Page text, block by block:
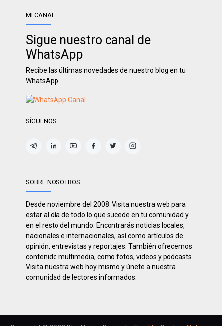
MI CANAL
Sigue nuestro canal de
WhatsApp
Recibe las últimas novedades de nuestro blog en tu
WhatsApp
SÍGUENOS
SOBRE NOSOTROS
Desde noviembre del 2008. Visita nuestra web para
estar al día de todo lo que sucede en tu comunidad y
en el resto del mundo. Encontrarás noticias locales,
nacionales e internacionales, así como artículos de
opinión, entrevistas y reportajes. También ofrecemos
contenido multimedia, como fotos, videos y podcasts.
Visita nuestra web hoy mismo y únete a nuestra
comunidad de lectores informados.